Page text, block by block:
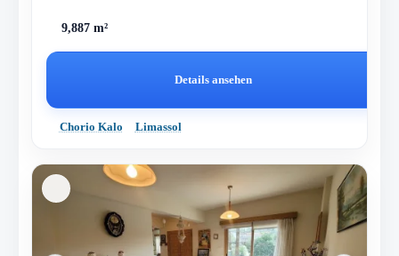
9,887 m²
Details ansehen
Chorio Kalo Limassol